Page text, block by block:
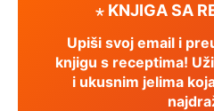
⋆ KNJIGA SA
Upiši svoj email i
knjigu s receptima!
i ukusnim jelima